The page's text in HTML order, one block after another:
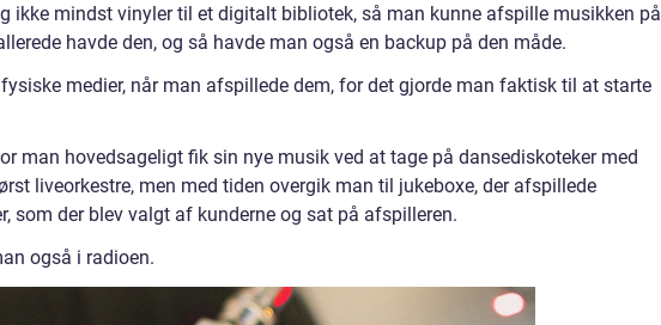
ikke mindst vinyler til et digitalt bibliotek, så man kunne afspille musikken på
havde den, og så havde man også en backup på den måde.
medier, når man afspillede dem, for det gjorde man faktisk til at starte
man hovedsageligt fik sin nye musik ved at tage på dansediskoteker med
liveorkestre, men med tiden overgik man til jukeboxe, der afspillede
som der blev valgt af kunderne og sat på afspilleren.
også i radioen.